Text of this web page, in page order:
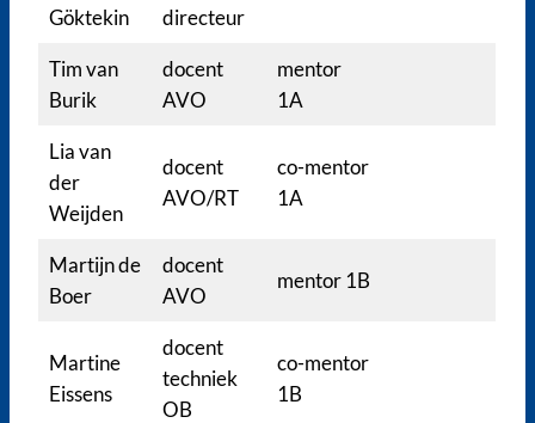
Göktekin
directeur
Tim van
Burik
docent
AVO
mentor
1A
Lia van
der
Weijden
docent
AVO/RT
co-mentor
1A
Martijn de
Boer
docent
AVO
mentor 1B
Martine
Eissens
docent
techniek
OB
co-mentor
1B